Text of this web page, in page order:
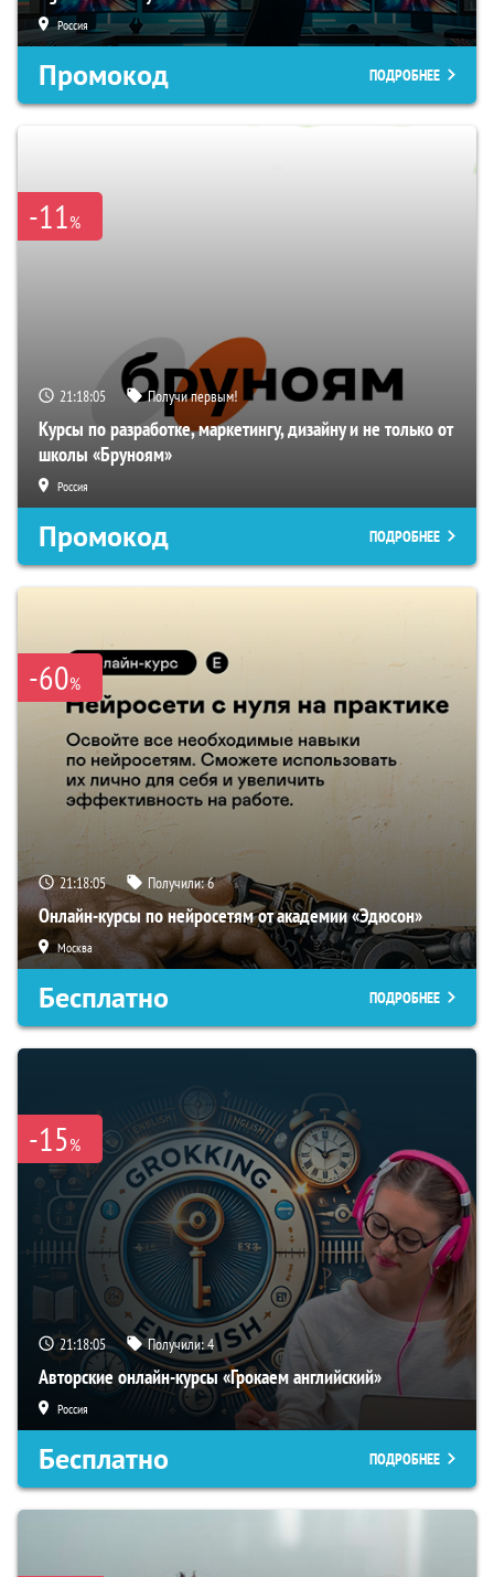
Россия
Промокод ПОДРОБНЕЕ
-11%
21:18:04 Получи первым!
Курсы по разработке, маркетингу, дизайну и не только от
школы «Бруноям»
Россия
Промокод ПОДРОБНЕЕ
-60%
21:18:04 Получили:6
Онлайн-курсы по нейросетям от академии «Эдюсон»
Москва
Бесплатно ПОДРОБНЕЕ
-15%
21:18:04 Получили:4
Авторские онлайн-курсы «Грокаем английский»
Россия
Бесплатно ПОДРОБНЕЕ